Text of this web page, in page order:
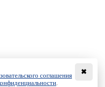
✖
соглашения